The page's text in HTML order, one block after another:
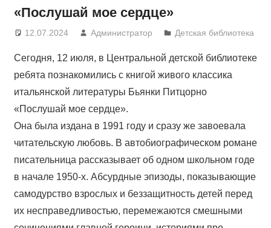
«Послушай мое сердце»
12.07.2024 Администратор Детская библиотека
Сегодня, 12 июля, в Центральной детской библиотеке
ребята познакомились с книгой живого классика
итальянской литературы Бьянки Питцорно
«Послушай мое сердце».
Она была издана в 1991 году и сразу же завоевала
читательскую любовь. В автобиографическом романе
писательница рассказывает об одном школьном годе
в начале 1950-х. Абсурдные эпизоды, показывающие
самодурство взрослых и беззащитность детей перед
их несправедливостью, перемежаются смешными